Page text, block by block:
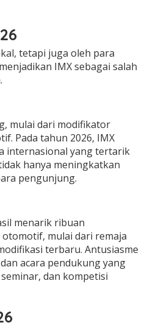
tetapi juga oleh para
IMX sebagai salah
mulai dari modifikator
Pada tahun 2026, IMX
internasional yang tertarik
hanya meningkatkan
pengunjung.
menarik ribuan
mulai dari remaja
terbaru. Antusiasme
acara pendukung yang
dan kompetisi